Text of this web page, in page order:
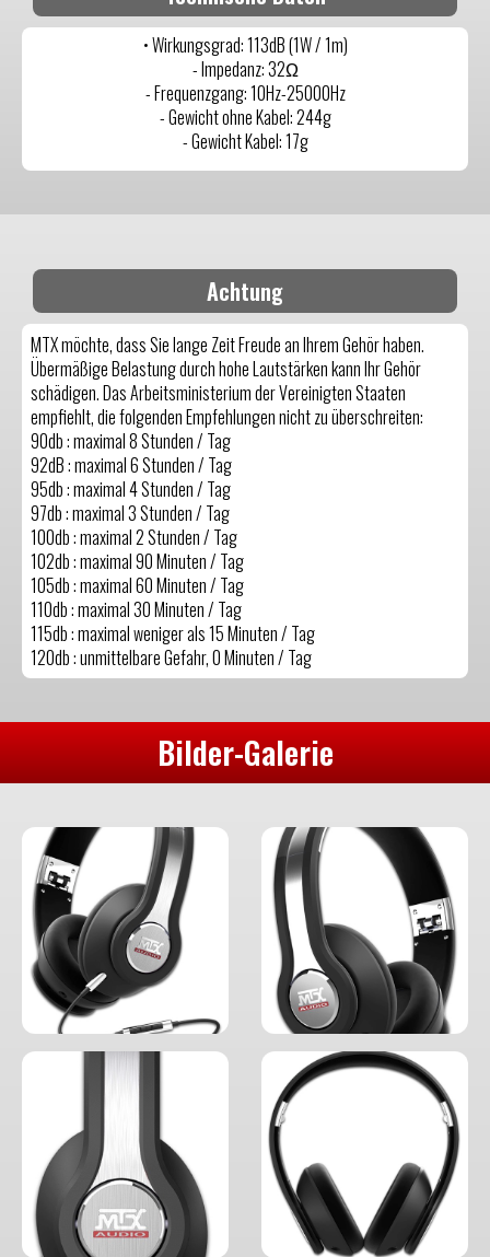
• Wirkungsgrad: 113dB (1W / 1m)
- Impedanz: 32Ω
- Frequenzgang: 10Hz-25000Hz
- Gewicht ohne Kabel: 244g
- Gewicht Kabel: 17g
Achtung
MTX möchte, dass Sie lange Zeit Freude an Ihrem Gehör haben.
Übermäßige Belastung durch hohe Lautstärken kann Ihr Gehör
schädigen. Das Arbeitsministerium der Vereinigten Staaten
empfiehlt, die folgenden Empfehlungen nicht zu überschreiten:
90db : maximal 8 Stunden / Tag
92dB : maximal 6 Stunden / Tag
95db : maximal 4 Stunden / Tag
97db : maximal 3 Stunden / Tag
100db : maximal 2 Stunden / Tag
102db : maximal 90 Minuten / Tag
105db : maximal 60 Minuten / Tag
110db : maximal 30 Minuten / Tag
115db : maximal weniger als 15 Minuten / Tag
120db : unmittelbare Gefahr, 0 Minuten / Tag
Bilder-Galerie